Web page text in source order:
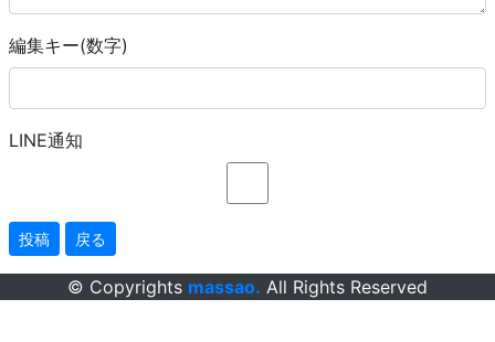
編集キー(数字)
LINE通知
投稿 戻る
© Copyrights massao. All Rights Reserved